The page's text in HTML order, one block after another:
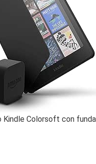
Colorsoft con